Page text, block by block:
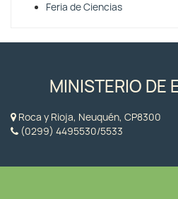
Feria de Ciencias
MINISTERIO DE
Roca y Rioja, Neuquén, CP8300
(0299) 4495530/5533